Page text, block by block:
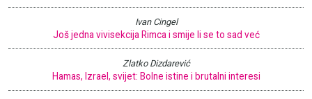
Ivan Cingel
Još jedna vivisekcija Rimca i smije li se to sad već
Zlatko Dizdarević
Hamas, Izrael, svijet: Bolne istine i brutalni interesi